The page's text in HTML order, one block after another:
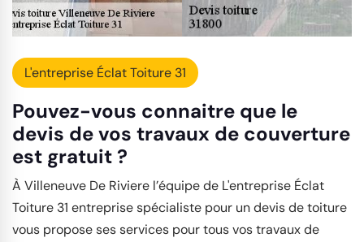
L'entreprise Éclat Toiture 31
Pouvez-vous connaitre que le
devis de vos travaux de couverture
est gratuit ?
À Villeneuve De Riviere l’équipe de L'entreprise Éclat
Toiture 31 entreprise spécialiste pour un devis de toiture
vous propose ses services pour tous vos travaux de